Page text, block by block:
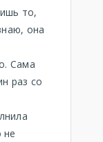
то,
она
Сама
раз со
не